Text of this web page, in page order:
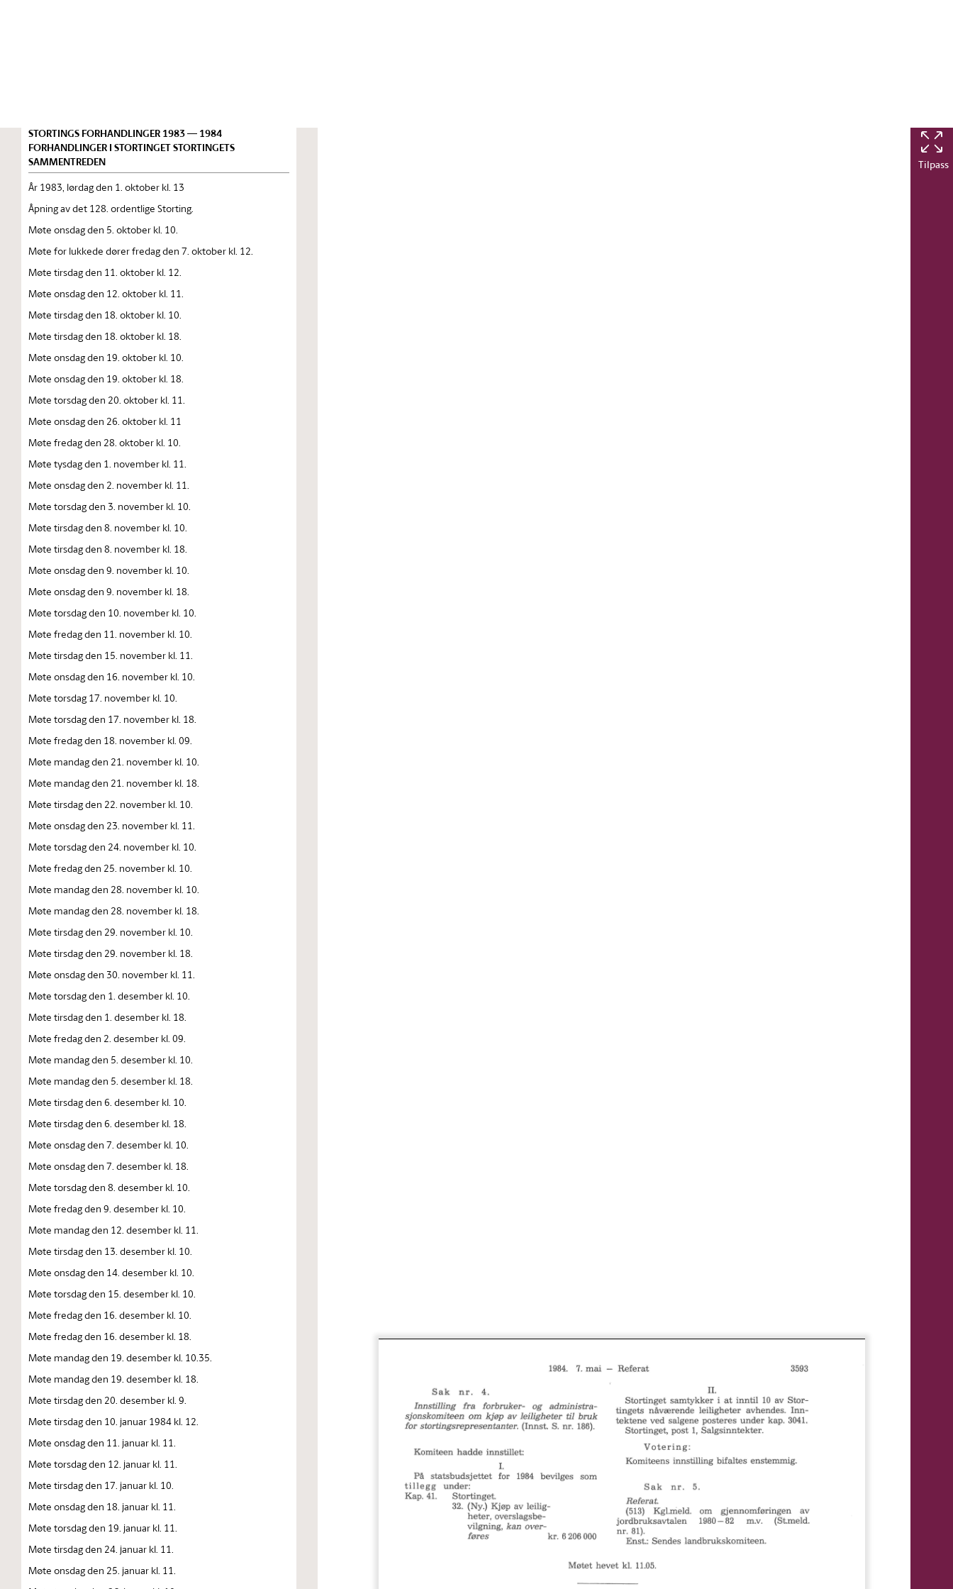
STORTINGS FORHANDLINGER 1983 — 1984
FORHANDLINGER I STORTINGET STORTINGETS
SAMMENTREDEN
År 1983, lørdag den 1. oktober kl. 13
Åpning av det 128. ordentlige Storting.
Møte onsdag den 5. oktober kl. 10.
Møte for lukkede dører fredag den 7. oktober kl. 12.
Møte tirsdag den 11. oktober kl. 12.
Møte onsdag den 12. oktober kl. 11.
Møte tirsdag den 18. oktober kl. 10.
Møte tirsdag den 18. oktober kl. 18.
Møte onsdag den 19. oktober kl. 10.
Møte onsdag den 19. oktober kl. 18.
Møte torsdag den 20. oktober kl. 11.
Møte onsdag den 26. oktober kl. 11
Møte fredag den 28. oktober kl. 10.
Møte tysdag den 1. november kl. 11.
Møte onsdag den 2. november kl. 11.
Møte torsdag den 3. november kl. 10.
Møte tirsdag den 8. november kl. 10.
Møte tirsdag den 8. november kl. 18.
Møte onsdag den 9. november kl. 10.
Møte onsdag den 9. november kl. 18.
Møte torsdag den 10. november kl. 10.
Møte fredag den 11. november kl. 10.
Møte tirsdag den 15. november kl. 11.
Møte onsdag den 16. november kl. 10.
Møte torsdag 17. november kl. 10.
Møte torsdag den 17. november kl. 18.
Møte fredag den 18. november kl. 09.
Møte mandag den 21. november kl. 10.
Møte mandag den 21. november kl. 18.
Møte tirsdag den 22. november kl. 10.
Møte onsdag den 23. november kl. 11.
Møte torsdag den 24. november kl. 10.
Møte fredag den 25. november kl. 10.
Møte mandag den 28. november kl. 10.
Møte mandag den 28. november kl. 18.
Møte tirsdag den 29. november kl. 10.
Møte tirsdag den 29. november kl. 18.
Møte onsdag den 30. november kl. 11.
Møte torsdag den 1. desember kl. 10.
Møte tirsdag den 1. desember kl. 18.
Møte fredag den 2. desember kl. 09.
Møte mandag den 5. desember kl. 10.
Møte mandag den 5. desember kl. 18.
Møte tirsdag den 6. desember kl. 10.
Møte tirsdag den 6. desember kl. 18.
Møte onsdag den 7. desember kl. 10.
Møte onsdag den 7. desember kl. 18.
Møte torsdag den 8. desember kl. 10.
Møte fredag den 9. desember kl. 10.
Møte mandag den 12. desember kl. 11.
Møte tirsdag den 13. desember kl. 10.
Møte onsdag den 14. desember kl. 10.
Møte torsdag den 15. desember kl. 10.
Møte fredag den 16. desember kl. 10.
Møte fredag den 16. desember kl. 18.
Møte mandag den 19. desember kl. 10.35.
Møte mandag den 19. desember kl. 18.
Møte tirsdag den 20. desember kl. 9.
Møte tirsdag den 10. januar 1984 kl. 12.
Møte onsdag den 11. januar kl. 11.
Møte torsdag den 12. januar kl. 11.
Møte tirsdag den 17. januar kl. 10.
Møte onsdag den 18. januar kl. 11.
Møte torsdag den 19. januar kl. 11.
Møte tirsdag den 24. januar kl. 11.
Møte onsdag den 25. januar kl. 11.